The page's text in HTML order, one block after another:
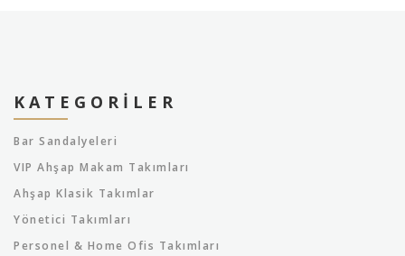
KATEGORILER
Bar Sandalyeleri
VIP Ahşap Makam Takımları
Ahşap Klasik Takımlar
Yönetici Takımları
Personel & Home Ofis Takımları